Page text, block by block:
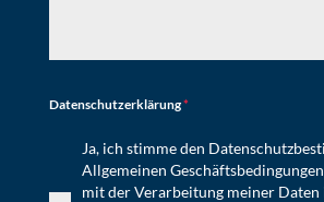
Datenschutzerklärung*
Ja, ich stimme den
Allgemeinen
mit der Verarbeitung meiner Daten